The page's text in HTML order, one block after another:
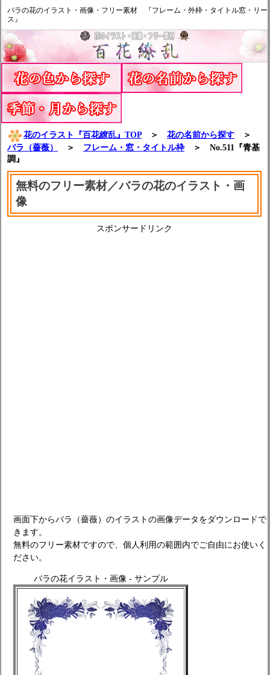
バラの花のイラスト・画像・フリー素材 『フレーム・外枠・タイトル窓・リー
ス』
花のイラスト『百花繚乱』TOP ＞ 花の名前から探す ＞
バラ（薔薇）
＞ フレーム・窓・タイトル枠＞ No.511『青基
調』
無料のフリー素材／バラの花のイラスト・画
像
スポンサードリンク
画面下からバラ（薔薇）のイラストの画像データをダウンロードで
きます。
無料のフリー素材ですので、個人利用の範囲内でご自由にお使いく
ださい。
バラの花イラスト・画像 - サンプル